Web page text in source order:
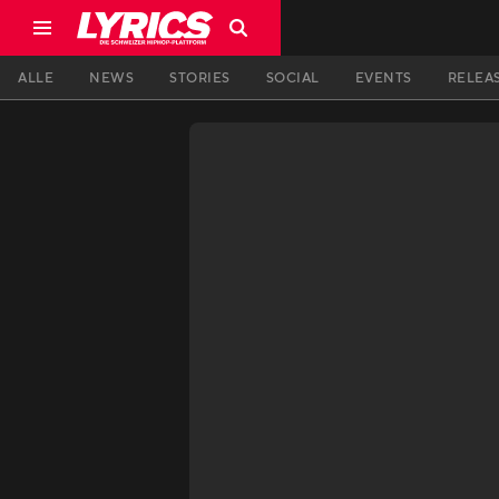
ALLE NEWS STORIES SOCIAL EVENTS